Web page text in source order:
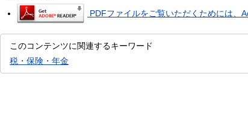
PDFファイルをご覧いただくためには、
このコンテンツに関連するキーワード
税・保険・年金